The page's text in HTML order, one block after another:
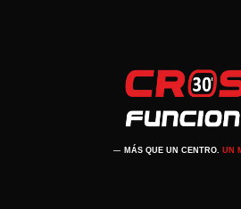
MÁS QUE UN CENTRO. UN